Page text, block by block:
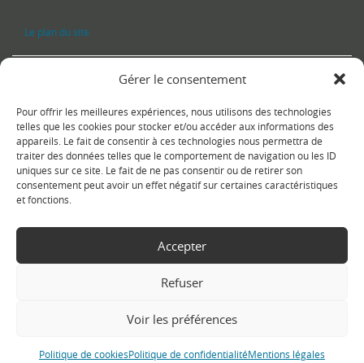
Gérer le consentement
Pour offrir les meilleures expériences, nous utilisons des technologies
telles que les cookies pour stocker et/ou accéder aux informations des
appareils. Le fait de consentir à ces technologies nous permettra de
traiter des données telles que le comportement de navigation ou les ID
uniques sur ce site. Le fait de ne pas consentir ou de retirer son
consentement peut avoir un effet négatif sur certaines caractéristiques
et fonctions.
Accepter
Refuser
Voir les préférences
Politique de cookiesPolitique de confidentialitéMentions légales
Le plan du site
Copyright ⒸLe Fontanil-Cornillon-Mentions légales -Politique de
confidentialité- Réalisation :Sukellos - Agence web WordPress -